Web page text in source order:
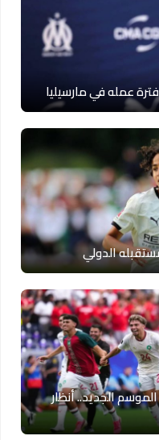
عمله في مارسيليا
الدولي
الجديد.. أنظار